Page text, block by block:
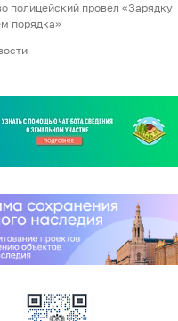
полицейский провел «Зарядку
порядка»